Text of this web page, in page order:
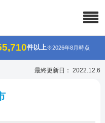
件以上※2026年8月時点
最終更新日： 2022.12.6